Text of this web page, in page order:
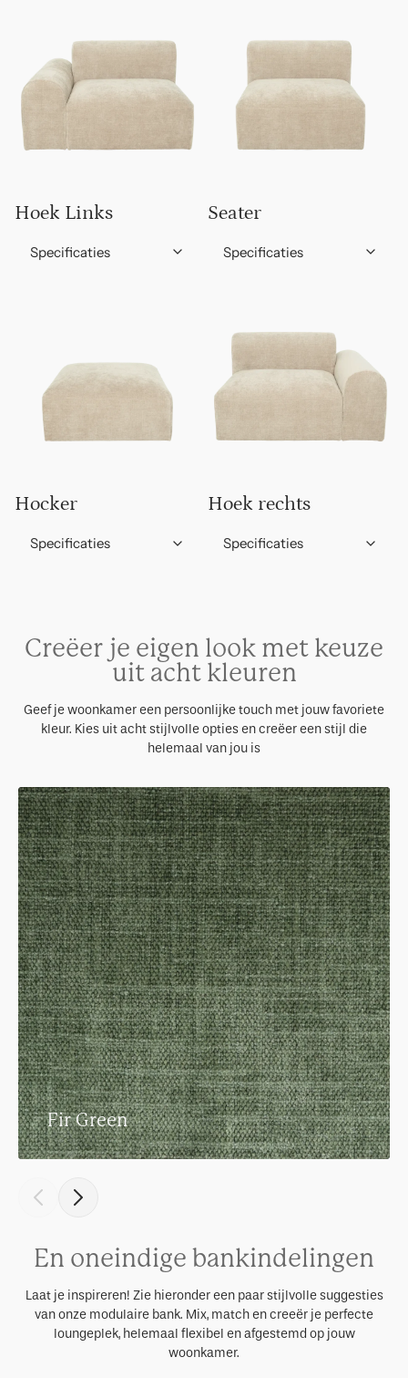
Hoek Links
Specificaties
Seater
Specificaties
Hocker
Specificaties
Hoek rechts
Specificaties
Creëer je eigen look met keuze
uit acht kleuren
Geef je woonkamer een persoonlijke touch met jouw favoriete
kleur. Kies uit acht stijlvolle opties en creëer een stijl die
helemaal van jou is
Fir Green
En oneindige bankindelingen
Laat je inspireren! Zie hieronder een paar stijlvolle suggesties
van onze modulaire bank. Mix, match en creeër je perfecte
loungeplek, helemaal flexibel en afgestemd op jouw
woonkamer.